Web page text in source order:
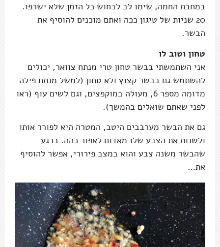
במחבת החמה, שימו לב לבחוש כל הזמן שלא ישרפו.
20 שניות של טיגון ככה ואתם מוכנים להוסיף את
הבשר.
טחון וטוב לו
אני השתמשתי בבשר טחון טרי מנתח צוואר, יכולים
להשתמש גם בבשר קצוץ ולא טחון (למשל מנתח פילה
מדומה מספר 6, מעולה במוקפצים, וגם לשים עוף (ראו
לפני שאתם שואלים בהמשך).
גם את הבשר מערבבים היטב, המטרה היא לפורר אותו
ולשנות את הצבע שלו מאדום לאפור כהה. ברגע
שהבשר משנה צבע והוא במצב פירורי, אפשר להוסיף
את…